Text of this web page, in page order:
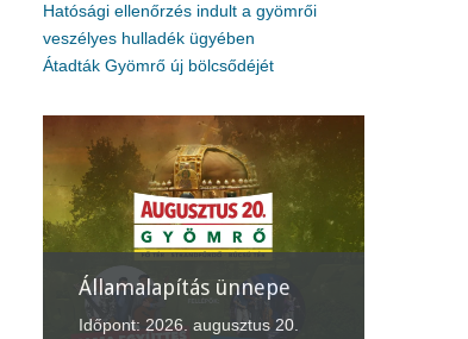
Hatósági ellenőrzés indult a gyömrői
veszélyes hulladék ügyében
Átadták Gyömrő új bölcsődéjét
XII. Gyömrői
Lecsófesztivál